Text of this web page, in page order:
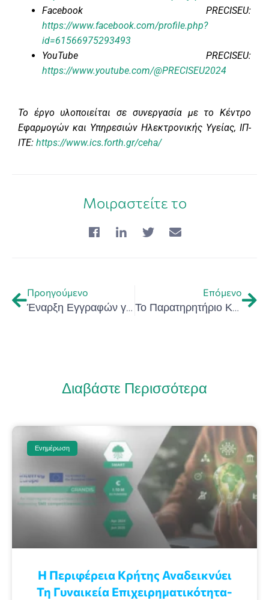
Facebook PRECISEU:
https://www.facebook.com/profile.php?
id=61566975293493
YouTube PRECISEU:
https://www.youtube.com/@PRECISEU2024
Το έργο υλοποιείται σε συνεργασία με το Κέντρο
Εφαρμογών και Υπηρεσιών Ηλεκτρονικής Υγείας, ΙΠ-
ΙΤΕ: https://www.ics.forth.gr/ceha/
Μοιραστείτε το
Προηγούμενο
Έναρξη Εγγραφών για 2ο κύκλο του incubator GrowCrete έως τη Δευτέρα 17/02/2025- GrowCrete 2.0 | Μάρτιος – Ιούνιος 2025
Επόμενο
Το Παρατηρητήριο Καινοτόμου Επιχειρηματικότητας Περιφέρειας Κρήτης προωθεί τη συνεργασία με τα Ακαδημαϊκά και Ερευνητικά Ιδρύματα
Διαβάστε Περισσότερα
Ενημέρωση
Η Περιφέρεια Κρήτης Αναδεικνύει
Τη Γυναικεία Επιχειρηματικότητα-